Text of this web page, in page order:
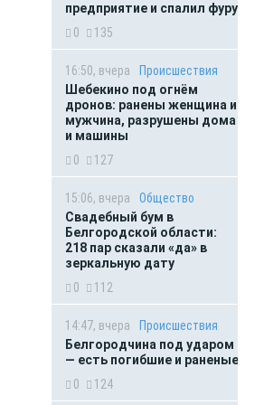
предприятие и спалил фуру
0
135
16:50, вчера
Происшествия
Шебекино под огнём
дронов: ранены женщина и
мужчина, разрушены дома
и машины
0
127
15:06, вчера
Общество
Свадебный бум в
Белгородской области:
218 пар сказали «да» в
зеркальную дату
0
112
14:47, вчера
Происшествия
Белгородчина под ударом
— есть погибшие и раненые
0
124